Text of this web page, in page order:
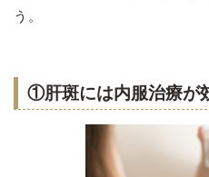
う。
①肝斑には内服治療が